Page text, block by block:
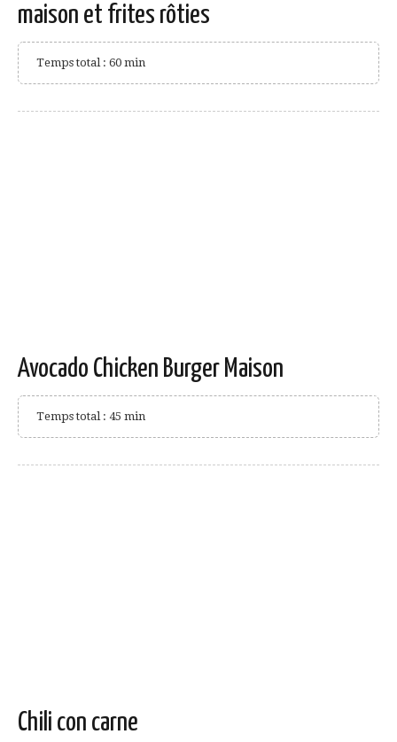
maison et frites rôties
Temps total : 60 min
Avocado Chicken Burger Maison
Temps total : 45 min
Chili con carne